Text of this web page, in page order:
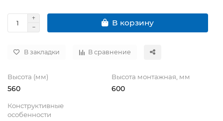
В корзину
В закладки В сравнение
Высота (мм)
560
Высота монтажная, мм
600
Конструктивные
особенности